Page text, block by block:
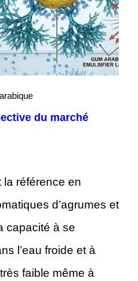
du marché
la référence en
d’agrumes et
capacité à se
l’eau froide et à
faible même à